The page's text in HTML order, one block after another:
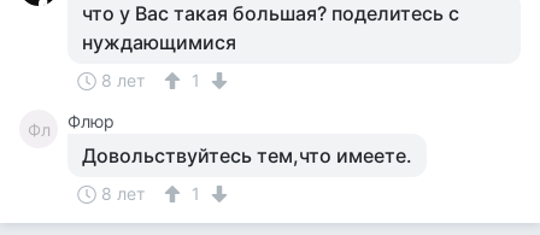
что у Вас такая большая? поделитесь с
нуждающимися
8 лет 1
Фл Флюр
Довольствуйтесь тем,что имеете.
8 лет 1